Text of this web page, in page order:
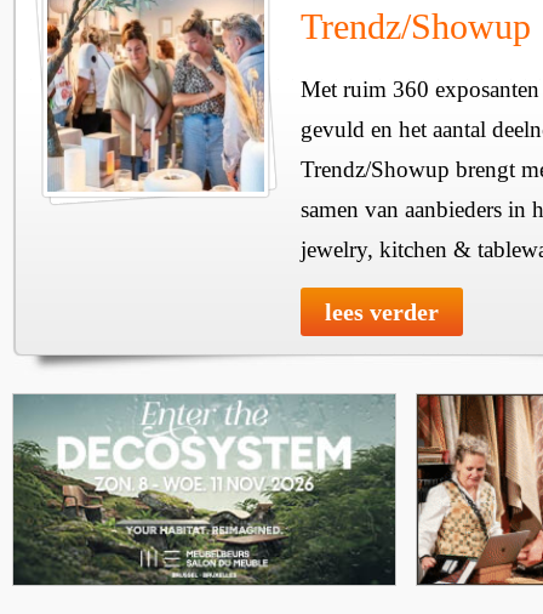
Trendz/Showup
Met ruim 360
gevuld en het aantal
Trendz/Showup brengt
samen van aanbieders in
jewelry, kitchen &
lees verder